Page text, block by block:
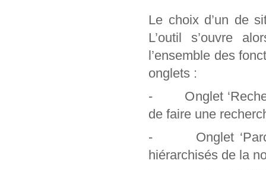
Le choix d’un de
L’outil s’ouvre
l’ensemble des
onglets :
- Onglet
de faire une
- Onglet
hiérarchisés de la